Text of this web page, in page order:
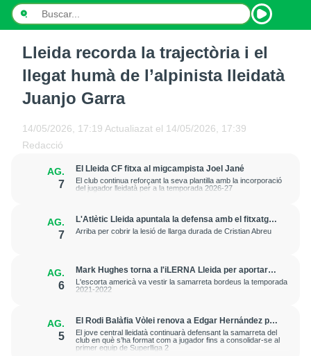
ESPORTS
Lleida recorda la trajectòria i el
llegat humà de l’alpinista lleidatà
Juanjo Garra
14/05/2026, 17:19 Actualiazat el 14/05/2026, 17:39
Redacció
AG.
7
El Lleida CF fitxa al migcampista Joel Jané
El club continua reforçant la seva plantilla amb la incorporació
del jugador lleidatà per a la temporada 2026-27
AG.
7
L'Atlètic Lleida apuntala la defensa amb el fitxatge
del central Fer Romero
Arriba per cobrir la lesió de llarga durada de Cristian Abreu
AG.
6
Mark Hughes torna a l'iLERNA Lleida per aportar
amenaça exterior
L'escorta americà va vestir la samarreta bordeus la temporada
2021-2022
AG.
5
El Rodi Balàfia Vòlei renova a Edgar Hernández per
a la temporada 2026-2027
El jove central lleidatà continuarà defensant la samarreta del
club en què s’ha format com a jugador fins a consolidar-se al
primer equip de Superlliga 2